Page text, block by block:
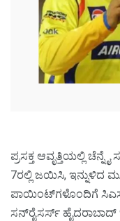
ಪ್ರಸಕ್ತ ಆವೃತ್ತಿಯಲ್ಲಿ
7ರಲ್ಲಿ ಜಯಿಸಿ, ಇನ್ನುಳಿದ
ಪಾಯಿಂಟ್‌ಗಳೊಂದಿಗೆ
ಸನ್‌ರೈಸರ್ಸ್‌ ಹೈದರಾಬಾದ್‌